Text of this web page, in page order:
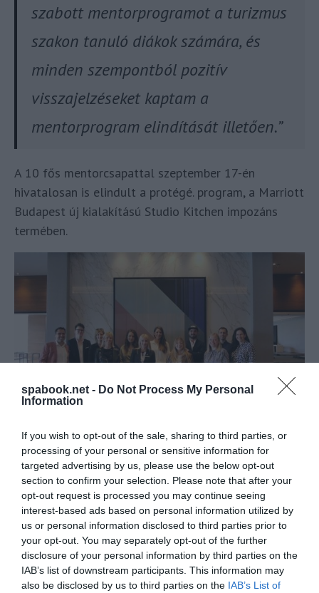
spabook.net - Do Not Process My Personal
Information
If you wish to opt-out of the sale, sharing to third parties, or
processing of your personal or sensitive information for
targeted advertising by us, please use the below opt-out
section to confirm your selection. Please note that after your
opt-out request is processed you may continue seeing
interest-based ads based on personal information utilized by
us or personal information disclosed to third parties prior to
your opt-out. You may separately opt-out of the further
disclosure of your personal information by third parties on the
IAB’s list of downstream participants. This information may
also be disclosed by us to third parties on the IAB’s List of
szabott mentorprogramot a turizmus
szakon tanuló diákok számára, és
minden szempontból pozitív
visszajelzéseket kaptam a
mentorprogram elindítását illetően.”
A 10 fős mentorcsapattal szeptember 17-én
hivatalosan is elindult a protégé. program, a Marriott
Budapest új kialakítású Studio Kitchen impozáns
termében.
A mentortalálkozó résztvevői sorban balról jobbra:
Semsei Rudolf (VakVarjú, PartyService), Kiss Márk
(CTC – Corvinus Tourism Club), Tikosné Pál Bianka
(Hungexpo), Galambos-Parti Regina (Aria Hotel
Budapest, Bakancslista Magyarország), Papp Regina
(We love Budapest, Kirakós Budapest), Kiss
Zsuzsanna (Marriott), Bánhalmi Kata (Skilltrade,